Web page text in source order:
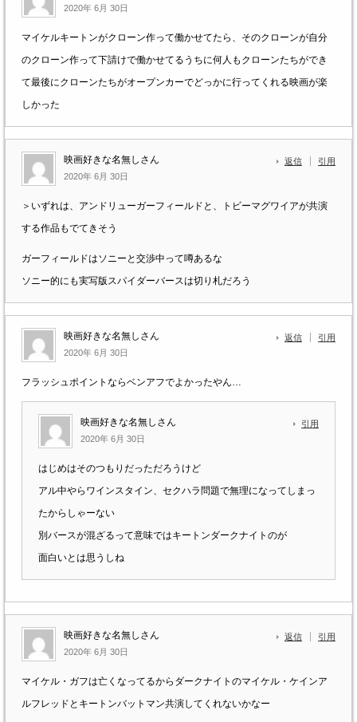
2020年 6月 30日
マイケルキートンがクローン作って働かせてたら、そのクローンが自分
のクローン作って下請けで働かせてるうちに何人もクローンたちができ
て最後にクローンたちがオープンカーでどっかに行ってくれる映画が楽
しかった
映画好きな名無しさん
2020年 6月 30日
返信 引用
＞いずれは、アンドリューガーフィールドと、トビーマグワイアが共演
する作品もでてきそう
ガーフィールドはソニーと交渉中って噂あるな
ソニー的にも実写版スパイダーバースは切り札だろう
映画好きな名無しさん
2020年 6月 30日
返信 引用
フラッシュポイントならベンアフでよかったやん…
映画好きな名無しさん
2020年 6月 30日
引用
はじめはそのつもりだっただろうけど
アル中やらワインスタイン、セクハラ問題で無理になってしまっ
たからしゃーない
別バースが混ざるって意味ではキートンダークナイトのが
面白いとは思うしね
映画好きな名無しさん
2020年 6月 30日
返信 引用
マイケル・ガフは亡くなってるからダークナイトのマイケル・ケインア
ルフレッドとキートンバットマン共演してくれないかなー